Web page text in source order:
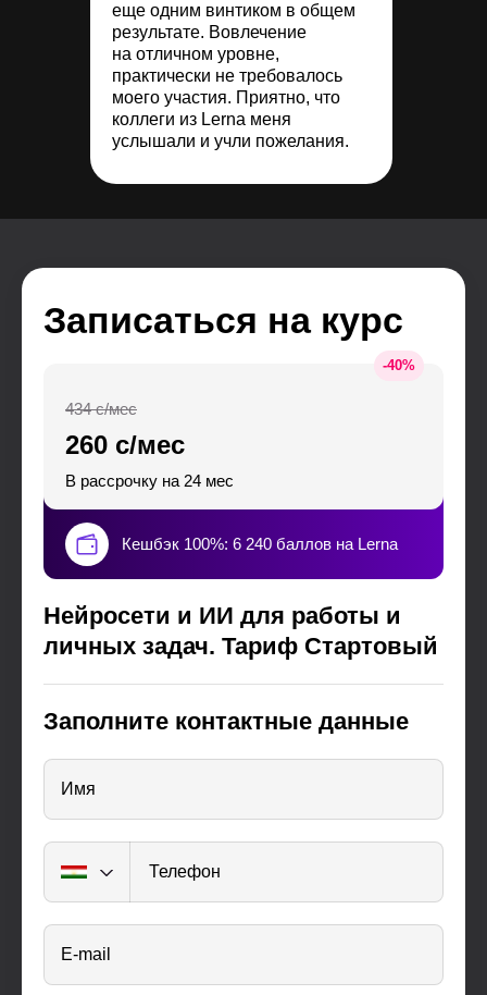
еще одним винтиком в общем
результате. Вовлечение
на отличном уровне,
практически не требовалось
моего участия. Приятно, что
коллеги из Lerna меня
услышали и учли пожелания.
Записаться на курс
-40%
260 с/мес
434 с/мес
В рассрочку на 24 мес
Кешбэк 100%: 6 240 баллов на Lerna
Нейросети и ИИ для работы и
личных задач. Тариф Стартовый
Заполните контактные данные
Имя
Телефон
E-mail